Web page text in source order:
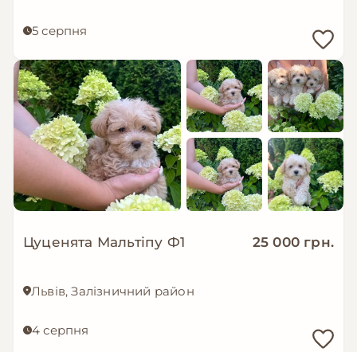
5 серпня
Цуценята Мальтіпу Ф1 25 000 грн.
Львів, Залізничний район
4 серпня